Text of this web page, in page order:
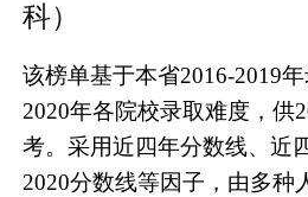
科）
该榜单基于本省2016-2019
2020年各院校录取难度，供
考。采用近四年分数线、近
2020分数线等因子，由多种